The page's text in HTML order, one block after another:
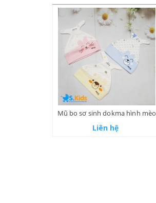
Mũ bo sơ sinh dokma hình mèo
Liên hệ